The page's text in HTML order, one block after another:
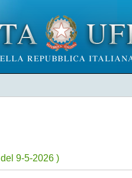
9-5-2026 )